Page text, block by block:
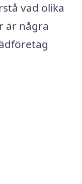
vad olika
är några